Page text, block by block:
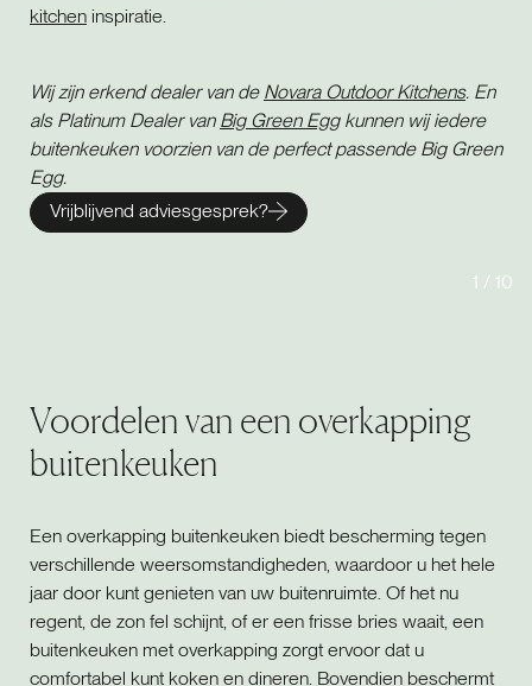
kitchen inspiratie.
Wij zijn erkend dealer van de Novara Outdoor Kitchens. En
als Platinum Dealer van Big Green Eggkunnen wij iedere
buitenkeuken voorzien van de perfect passende Big Green
Egg.
Vrijblijvend adviesgesprek?
1 / 10
Voordelen van een overkapping
buitenkeuken
Een overkapping buitenkeuken biedt bescherming tegen
verschillende weersomstandigheden, waardoor u het hele
jaar door kunt genieten van uw buitenruimte. Of het nu
regent, de zon fel schijnt, of er een frisse bries waait, een
buitenkeuken met overkapping zorgt ervoor dat u
comfortabel kunt koken en dineren. Bovendien beschermt